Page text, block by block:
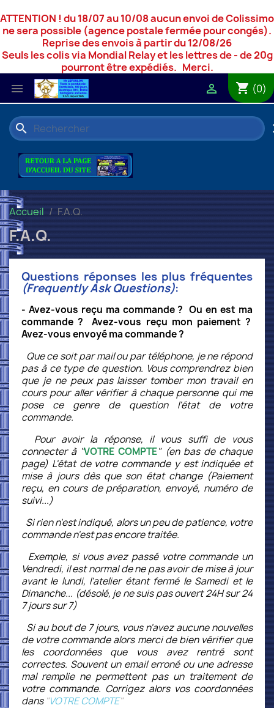
ATTENTION ! du 18/07 au 10/08 aucun envoi de Colissimo
ne sera possible (agence postale fermée pour congés).
Reprise des envois à partir du 12/08/26
Seuls les colis via Mondial Relay et les lettres de - de 20g
pourront être expédiés. Merci.
 shopping_cart (0)

search
Accueil F.A.Q.
F.A.Q.
Questions réponses les plus fréquentes
(Frequently Ask Questions):
- Avez-vous reçu ma commande ? Ou en est ma
commande ? Avez-vous reçu mon paiement ?
Avez-vous envoyé ma commande ?
Que ce soit par mail ou par téléphone, je ne répond
pas à ce type de question. Vous comprendrez bien
que je ne peux pas laisser tomber mon travail en
cours pour aller vérifier à chaque personne qui me
pose ce genre de question l'état de votre
commande.
Pour avoir la réponse, il vous suffi de vous
connecter à "VOTRE COMPTE" (en bas de chaque
page) L'état de votre commande y est indiquée et
mise à jours dès que son état change (Paiement
reçu, en cours de préparation, envoyé, numéro de
suivi...)
Si rien n'est indiqué, alors un peu de patience, votre
commande n'est pas encore traitée.
Exemple, si vous avez passé votre commande un
Vendredi, il est normal de ne pas avoir de mise à jour
avant le lundi, l'atelier étant fermé le Samedi et le
Dimanche... (désolé, je ne suis pas ouvert 24H sur 24
7 jours sur 7)
Si au bout de 7 jours, vous n'avez aucune nouvelles
de votre commande alors merci de bien vérifier que
les coordonnées que vous avez rentré sont
correctes. Souvent un email erroné ou une adresse
mal remplie ne permettent pas un traitement de
votre commande. Corrigez alors vos coordonnées
dans "VOTRE COMPTE"